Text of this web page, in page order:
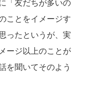
「友だちが多いの
ことをイメージす
ったというが、実
ージ以上のことが
を聞いてそのよう